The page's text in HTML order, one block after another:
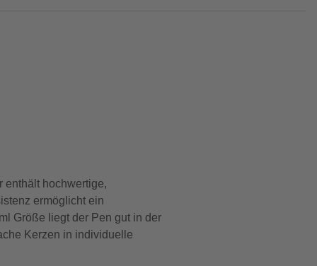
enthält hochwertige,
ermöglicht ein
Größe liegt der Pen gut in der
Kerzen in individuelle